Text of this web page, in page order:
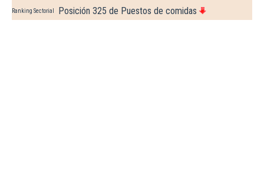
Ranking Sectorial Posición 325 de Puestos de comidas